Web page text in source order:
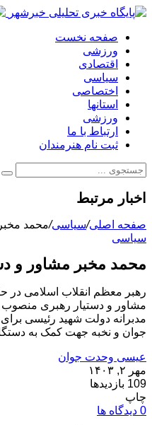
صفحه نخست
ورزشی
اقتصادی
سیاسی
اختصاصی
استانها
ورزشی
ارتباط با ما
ثبت نام هنرمندان
اخبار مرتبط
صفحه اصلی/سیاسی/محمد
سیاسی
محمد مخبر مشاور و
رهبر معظم انقلاب اسلامی در
مشاور و دستیار رهبری منصوب
مدبرانه دولت شهید رئیسی
جوان و نخبه جهت کمک به
عیسی وحدت جوان
مهر ۲, ۱۴۰۳
109 بازدیدها
چاپ
0 دیدگاه ها